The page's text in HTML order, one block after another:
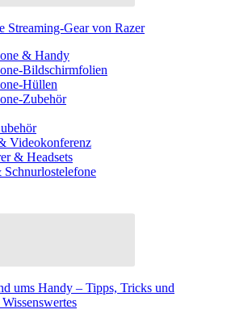
Streaming-Gear von Razer
& Handy
Bildschirmfolien
Hüllen
Zubehör
Videokonferenz
& Headsets
ums Handy – Tipps, Tricks und